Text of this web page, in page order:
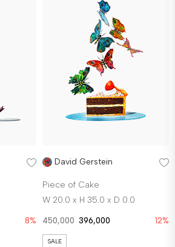
8%
David Gerstein
Piece of Cake
W 20.0 x H 35.0 x D 0.0
450,000 396,000 12%
SALE